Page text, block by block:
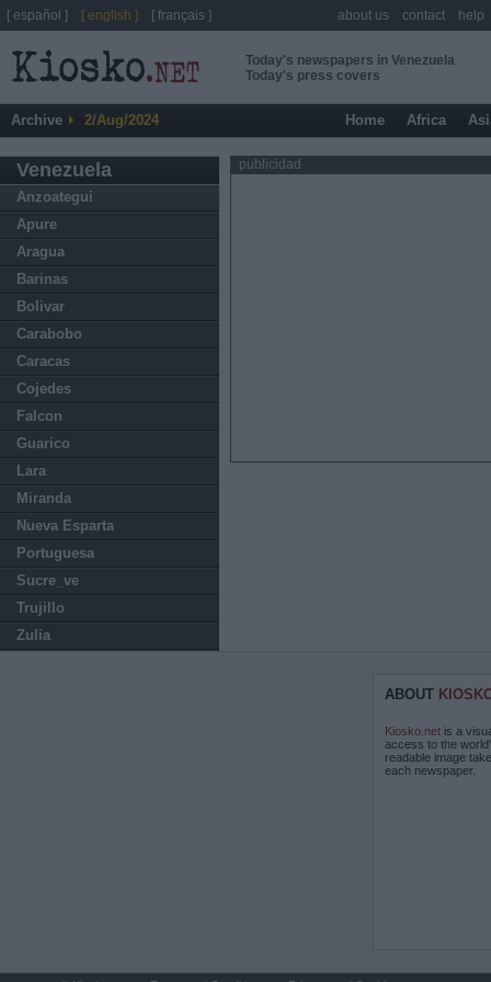
Today's newspapers in Venezuela
Today's press covers
Archive 2/Aug/2024 Home Africa
Venezuela
Anzoategui
Apure
Aragua
Barinas
Bolivar
Carabobo
Caracas
Cojedes
Falcon
Guarico
Lara
Miranda
Nueva Esparta
Portuguesa
Sucre_ve
Trujillo
Zulia
publicidad
ABOUT
Kiosko.net is a
access to the
readable image
each newspaper.
[ español ] [ english ] [ français ] about us contact help